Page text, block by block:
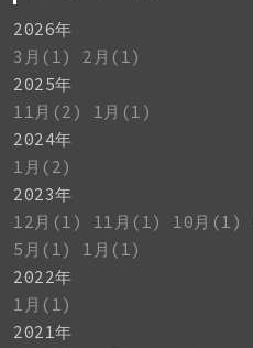
2026年
3月(1)
2月(1)
2025年
11月(2)
1月(1)
2024年
1月(2)
2023年
12月(1)
11月(1) 10月(1)
5月(1)
1月(1)
2022年
1月(1)
2021年